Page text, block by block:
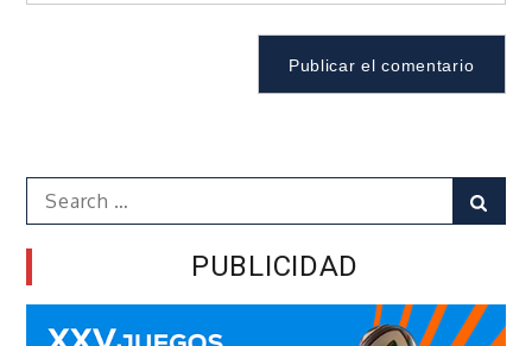
Search
for:
PUBLICIDAD